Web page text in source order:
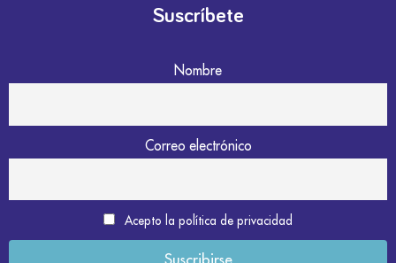
Suscríbete
Nombre
Correo electrónico
Acepto la política de privacidad